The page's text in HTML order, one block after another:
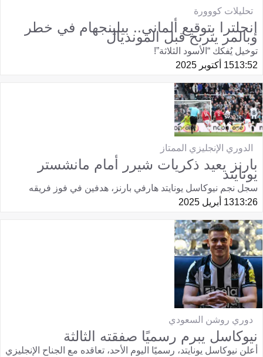
تحليلات كووورة
إنجلترا بتوقيع ألماني.. بيلينجهام في خطر
وبالمر يترنح قبل المونديال
توخيل يُفكك “الأسود الثلاثة”!
13:5215 أكتوبر 2025
الدوري الإنجليزي الممتاز
بارنز يعيد ذكريات شيرر أمام مانشستر
يونايتد
سجل نجم نيوكاسل يونايتد هارفي بارنز، هدفين في فوز فريقه
13:2613 أبريل 2025
دوري روشن السعودي
نيوكاسل يبرم رسميًا صفقته الثالثة
أعلن نيوكاسل يونايتد، رسميًا اليوم الأحد، تعاقده مع الجناح الإنجليزي